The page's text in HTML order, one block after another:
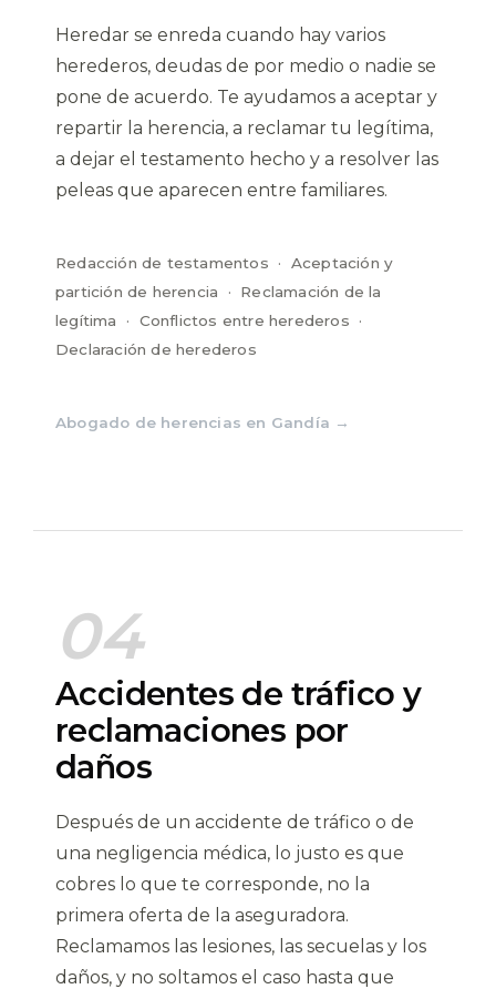
Heredar se enreda cuando hay varios
herederos, deudas de por medio o nadie se
pone de acuerdo. Te ayudamos a aceptar y
repartir la herencia, a reclamar tu legítima,
a dejar el testamento hecho y a resolver las
peleas que aparecen entre familiares.
Redacción de testamentos · Aceptación y
partición de herencia · Reclamación de la
legítima · Conflictos entre herederos ·
Declaración de herederos
Abogado de herencias en Gandía →
04
Accidentes de tráfico y
reclamaciones por
daños
Después de un accidente de tráfico o de
una negligencia médica, lo justo es que
cobres lo que te corresponde, no la
primera oferta de la aseguradora.
Reclamamos las lesiones, las secuelas y los
daños, y no soltamos el caso hasta que